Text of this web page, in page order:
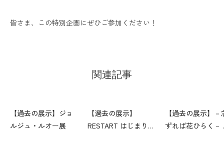
皆さま、この特別企画にぜひご参加ください！
関連記事
【過去の展示】ジョ
ルジュ・ルオー展
【過去の展示】
RESTART はじまりの
【過去の展示】－
ずれば花ひらく－